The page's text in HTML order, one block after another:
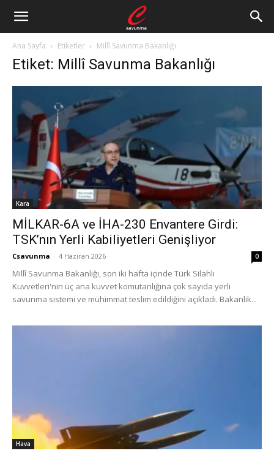
Ana Sayfa Etiketler Millî Savunma Bakanlığı
Etiket: Millî Savunma Bakanlığı
Kara
MİLKAR-6A ve İHA-230 Envantere Girdi:
TSK’nın Yerli Kabiliyetleri Genişliyor
Csavunma - 4 Haziran 2026 0
Millî Savunma Bakanlığı, son iki hafta içinde Türk Silahlı
Kuvvetleri'nin üç ana kuvvet komutanlığına çok sayıda yerli
savunma sistemi ve mühimmat teslim edildiğini açıkladı. Bakanlık...
Hava